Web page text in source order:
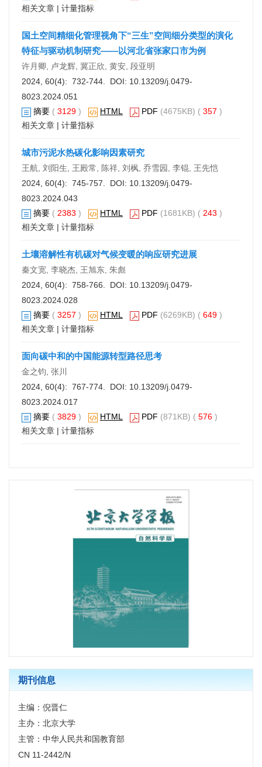
相关文章 | 计量指标
国土空间精细化管理视角下“三生”空间细分类型的演化
特征与驱动机制研究——以河北省张家口市为例
许月卿, 卢龙辉, 冀正欣, 黄安, 段亚明
2024, 60(4): 732-744. DOI: 10.13209/j.0479-
8023.2024.051
摘要 ( 3129 ) HTML PDF (4675KB) ( 357 )
相关文章 | 计量指标
城市污泥水热碳化影响因素研究
王航, 刘阳生, 王殿常, 陈祥, 刘枫, 乔雪园, 李锟, 王先恺
2024, 60(4): 745-757. DOI: 10.13209/j.0479-
8023.2024.043
摘要 ( 2383 ) HTML PDF (1681KB) ( 243 )
相关文章 | 计量指标
土壤溶解性有机碳对气候变暖的响应研究进展
秦文宽, 李晓杰, 王旭东, 朱彪
2024, 60(4): 758-766. DOI: 10.13209/j.0479-
8023.2024.028
摘要 ( 3257 ) HTML PDF (6269KB) ( 649 )
相关文章 | 计量指标
面向碳中和的中国能源转型路径思考
金之钧, 张川
2024, 60(4): 767-774. DOI: 10.13209/j.0479-
8023.2024.017
摘要 ( 3829 ) HTML PDF (871KB) ( 576 )
相关文章 | 计量指标
期刊信息
主编：倪晋仁
主办：北京大学
主管：中华人民共和国教育部
CN 11-2442/N